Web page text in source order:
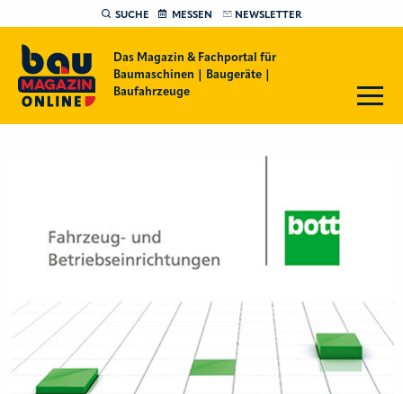
SUCHE MESSEN NEWSLETTER
Das Magazin & Fachportal für
Baumaschinen | Baugeräte |
Baufahrzeuge